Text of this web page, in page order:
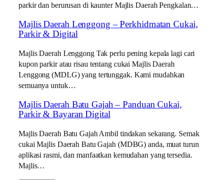
parkir dan berurusan di kaunter Majlis Daerah Pengkalan…
Majlis Daerah Lenggong – Perkhidmatan Cukai,
Parkir & Digital
Majlis Daerah Lenggong Tak perlu pening kepala lagi cari
kupon parkir atau risau tentang cukai Majlis Daerah
Lenggong (MDLG) yang tertunggak. Kami mudahkan
semuanya untuk…
Majlis Daerah Batu Gajah – Panduan Cukai,
Parkir & Bayaran Digital
Majlis Daerah Batu Gajah Ambil tindakan sekarang. Semak
cukai Majlis Daerah Batu Gajah (MDBG) anda, muat turun
aplikasi rasmi, dan manfaatkan kemudahan yang tersedia.
Majlis…